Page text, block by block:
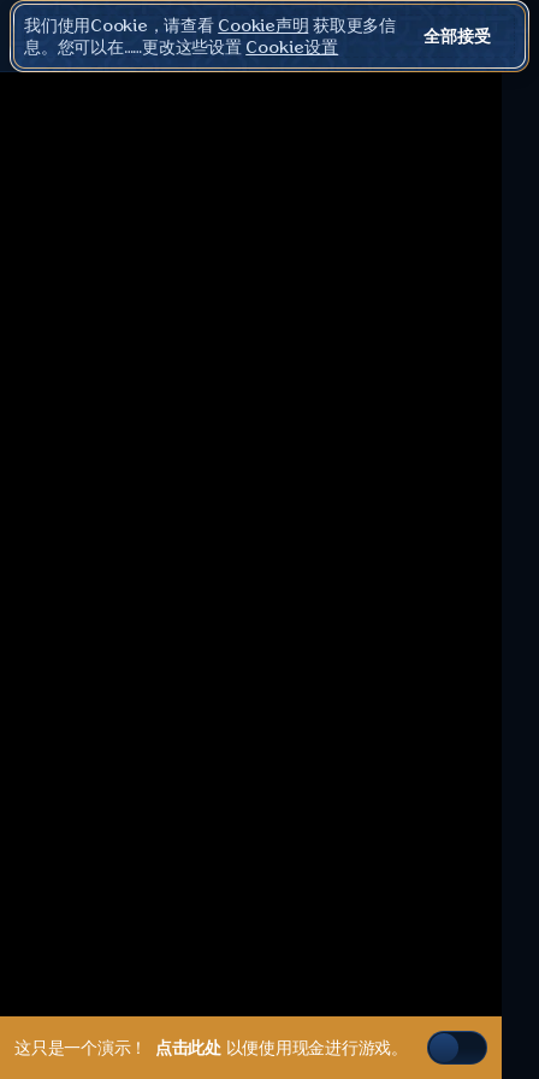
这只是一个演示！ 点击此处以便使用现金进行游戏。
我们使用Cookie，请查看 Cookie声明 获取更多信
息。您可以在……更改这些设置 Cookie设置
全部接受